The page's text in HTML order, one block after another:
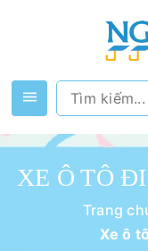
XE Ô TÔ
Trang